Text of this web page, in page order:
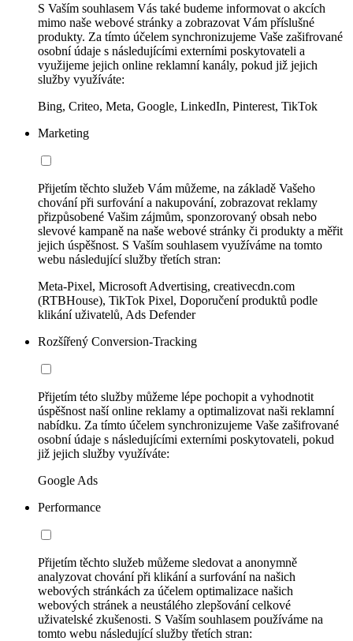
S Vaším souhlasem Vás také budeme informovat o akcích
mimo naše webové stránky a zobrazovat Vám příslušné
produkty. Za tímto účelem synchronizujeme Vaše zašifrované
osobní údaje s následujícími externími poskytovateli a
využijeme jejich online reklamní kanály, pokud již jejich
služby využíváte:
Bing, Criteo, Meta, Google, LinkedIn, Pinterest, TikTok
Marketing
Přijetím těchto služeb Vám můžeme, na základě Vašeho
chování při surfování a nakupování, zobrazovat reklamy
přizpůsobené Vašim zájmům, sponzorovaný obsah nebo
slevové kampaně na naše webové stránky či produkty a měřit
jejich úspěšnost. S Vaším souhlasem využíváme na tomto
webu následující služby třetích stran:
Meta-Pixel, Microsoft Advertising, creativecdn.com
(RTBHouse), TikTok Pixel, Doporučení produktů podle
klikání uživatelů, Ads Defender
Rozšířený Conversion-Tracking
Přijetím této služby můžeme lépe pochopit a vyhodnotit
úspěšnost naší online reklamy a optimalizovat naši reklamní
nabídku. Za tímto účelem synchronizujeme Vaše zašifrované
osobní údaje s následujícími externími poskytovateli, pokud
již jejich služby využíváte:
Google Ads
Performance
Přijetím těchto služeb můžeme sledovat a anonymně
analyzovat chování při klikání a surfování na našich
webových stránkách za účelem optimalizace našich
webových stránek a neustálého zlepšování celkové
uživatelské zkušenosti. S Vaším souhlasem používáme na
tomto webu následující služby třetích stran: